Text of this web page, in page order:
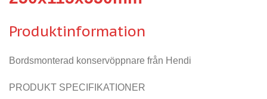
Produktinformation
Bordsmonterad konservöppnare från Hendi
PRODUKT SPECIFIKATIONER